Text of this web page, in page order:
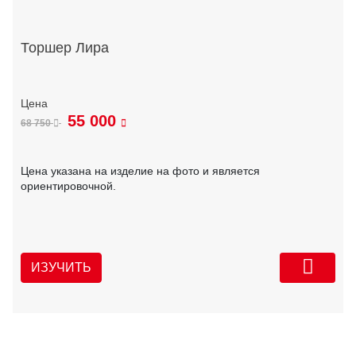
Торшер Лира
68 750 55 000
Цена указана на изделие на фото и является
ориентировочной.
ИЗУЧИТЬ